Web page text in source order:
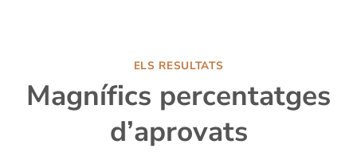
ELS RESULTATS
Magnífics percentatges
d’aprovats